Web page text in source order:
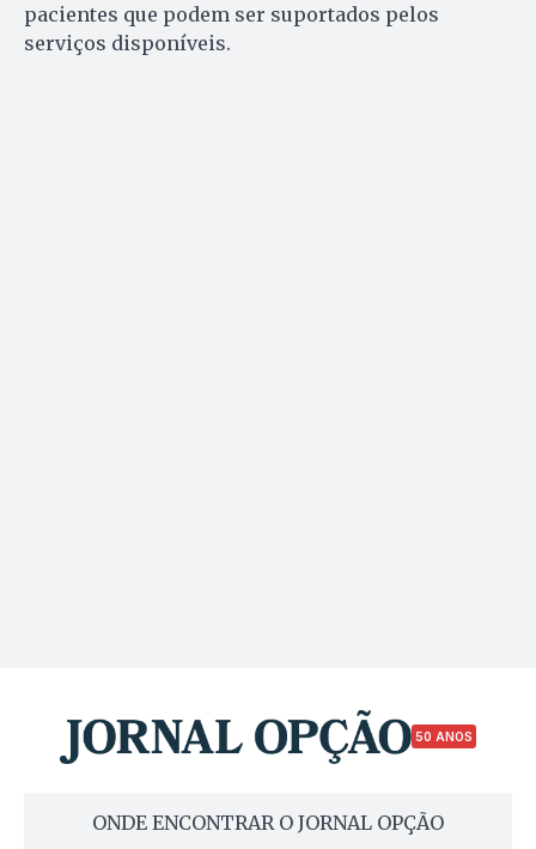
pacientes que podem ser suportados pelos
serviços disponíveis.
50 ANOS
ONDE ENCONTRAR O JORNAL OPÇÃO